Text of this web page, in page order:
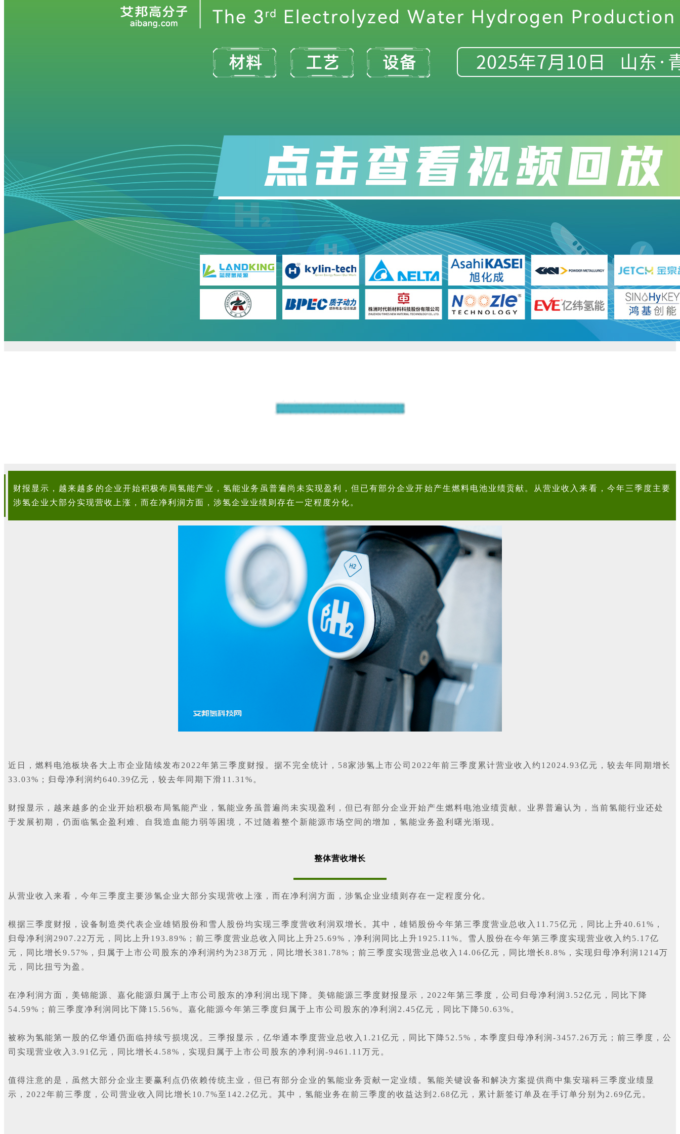
财报显示，越来越多的企业开始积极布局氢能产业，氢能业务虽普遍尚未实现盈利，但已有部分企业开始产生燃料电池业绩贡献。从营业收入来看，今年三季度主要
涉氢企业大部分实现营收上涨，而在净利润方面，涉氢企业业绩则存在一定程度分化。
近日，燃料电池板块各大上市企业陆续发布2022年第三季度财报。据不完全统计，58家涉氢上市公司2022年前三季度累计营业收入约12024.93亿元，较去年同期增长
33.03%；归母净利润约640.39亿元，较去年同期下滑11.31%。
财报显示，越来越多的企业开始积极布局氢能产业，氢能业务虽普遍尚未实现盈利，但已有部分企业开始产生燃料电池业绩贡献。业界普遍认为，当前氢能行业还处
于发展初期，仍面临氢企盈利难、自我造血能力弱等困境，不过随着整个新能源市场空间的增加，氢能业务盈利曙光渐现。
整体营收增长
从营业收入来看，今年三季度主要涉氢企业大部分实现营收上涨，而在净利润方面，涉氢企业业绩则存在一定程度分化。
根据三季度财报，设备制造类代表企业雄韬股份和雪人股份均实现三季度营收利润双增长。其中，雄韬股份今年第三季度营业总收入11.75亿元，同比上升40.61%，
归母净利润2907.22万元，同比上升193.89%；前三季度营业总收入同比上升25.69%，净利润同比上升1925.11%。雪人股份在今年第三季度实现营业收入约5.17亿
元，同比增长9.57%，归属于上市公司股东的净利润约为238万元，同比增长381.78%；前三季度实现营业总收入14.06亿元，同比增长8.8%，实现归母净利润1214万
元，同比扭亏为盈。
在净利润方面，美锦能源、嘉化能源归属于上市公司股东的净利润出现下降。美锦能源三季度财报显示，2022年第三季度，公司归母净利润3.52亿元，同比下降
54.59%；前三季度净利润同比下降15.56%。嘉化能源今年第三季度归属于上市公司股东的净利润2.45亿元，同比下降50.63%。
被称为氢能第一股的亿华通仍面临持续亏损境况。三季报显示，亿华通本季度营业总收入1.21亿元，同比下降52.5%，本季度归母净利润-3457.26万元；前三季度，公
司实现营业收入3.91亿元，同比增长4.58%，实现归属于上市公司股东的净利润-9461.11万元。
值得注意的是，虽然大部分企业主要赢利点仍依赖传统主业，但已有部分企业的氢能业务贡献一定业绩。氢能关键设备和解决方案提供商中集安瑞科三季度业绩显
示，2022年前三季度，公司营业收入同比增长10.7%至142.2亿元。其中，氢能业务在前三季度的收益达到2.68亿元，累计新签订单及在手订单分别为2.69亿元。